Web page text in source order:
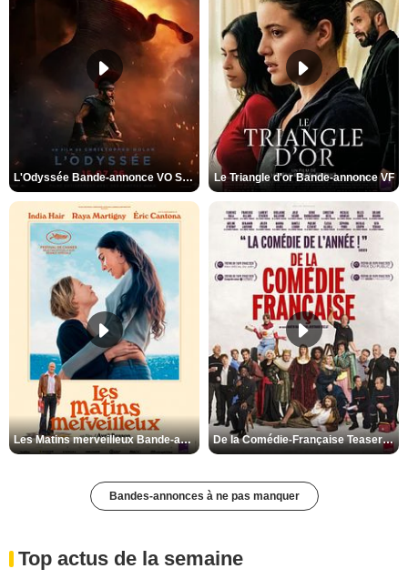
L'Odyssée Bande-annonce VO STFR Le Triangle d'or Bande-annonce VF
Les Matins merveilleux Bande-annonce VF De la Comédie-Française Teaser VF
Bandes-annonces à ne pas manquer
Top actus de la semaine